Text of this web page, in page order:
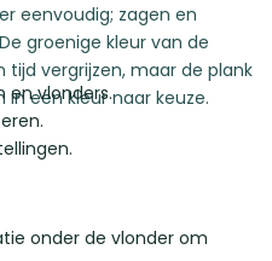
eenvoudig; zagen en
groenige kleur van de
vergrijzen, maar de plank
een kleur naar keuze.
en vlonders.
onder de vlonder om